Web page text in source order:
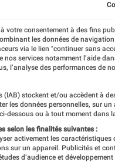
votre consentement à des fins
les données de
via le lien "continuer sans
services notamment l’aide
l’analyse des performances de
(IAB) stockent et/ou accèdent à
les données personnelles, sur un
dessous ou à tout moment dans
selon les finalités suivantes :
activement les caractéristiques
sur un appareil. Publicités et
d’audience et développement